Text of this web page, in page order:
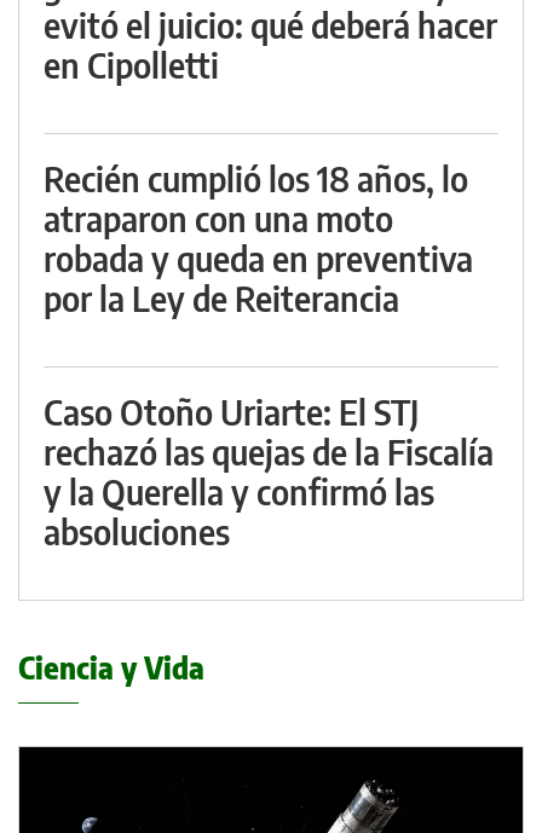
evitó el juicio: qué deberá hacer
en Cipolletti
Recién cumplió los 18 años, lo
atraparon con una moto
robada y queda en preventiva
por la Ley de Reiterancia
Caso Otoño Uriarte: El STJ
rechazó las quejas de la Fiscalía
y la Querella y confirmó las
absoluciones
Ciencia y Vida